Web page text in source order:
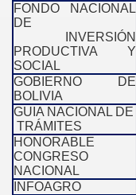
FONDO NACIONAL
DE
INVERSIÓN
PRODUCTIVA Y
SOCIAL
GOBIERNO DE
BOLIVIA
GUIA NACIONAL DE
TRÁMITES
HONORABLE
CONGRESO
NACIONAL
INFOAGRO